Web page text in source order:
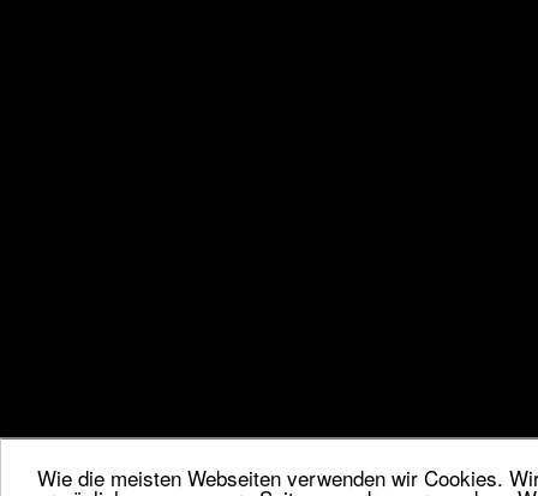
Wie die meisten Webseiten verwenden wir Cookies.